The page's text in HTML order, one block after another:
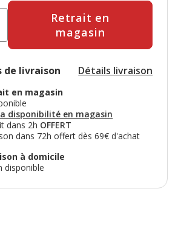
Retrait en
magasin
de livraison Détails livraison
en magasin
disponibilité en magasin
dans 2h OFFERT
dans 72h offert dès 69€ d'achat
à domicile
disponible